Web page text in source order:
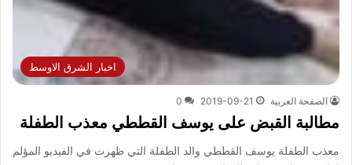
اخبار الشرق الاوسط
الصفحة العربية 2019-09-21
0
مطالبة القبض على يوسف القططي معذب الطفلة
معذب الطفلة يوسف القططي والد الطفلة التي ظهرت في الفيديو المؤلم